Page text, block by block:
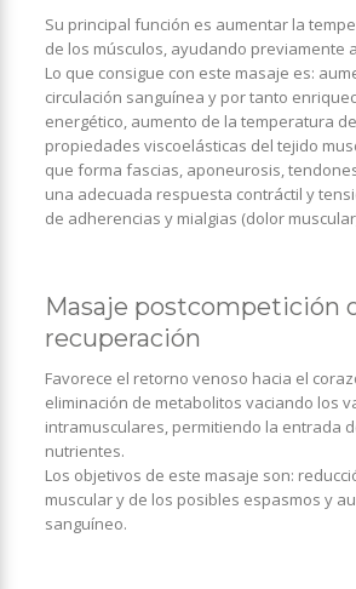
Su principal función es aumentar la
de los músculos, ayudando previamente
Lo que consigue con este masaje es:
circulación sanguínea y por tanto
energético, aumento de la temperatura
propiedades viscoelásticas del tejido
que forma fascias, aponeurosis,
una adecuada respuesta contráctil y
de adherencias y mialgias (dolor
Masaje postcompetición
recuperación
Favorece el retorno venoso hacia el
eliminación de metabolitos vaciando los
intramusculares, permitiendo la entrada
nutrientes.
Los objetivos de este masaje son:
muscular y de los posibles espasmos y
sanguíneo.